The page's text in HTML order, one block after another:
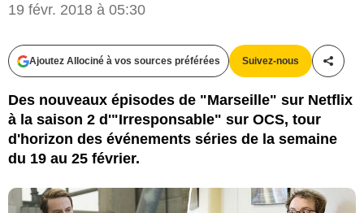
19 févr. 2018 à 05:30
Ajoutez Allociné à vos sources préférées Suivez-nous
Des nouveaux épisodes de "Marseille" sur Netflix
à la saison 2 d'"Irresponsable" sur OCS, tour
d'horizon des événements séries de la semaine
du 19 au 25 février.
D.R.